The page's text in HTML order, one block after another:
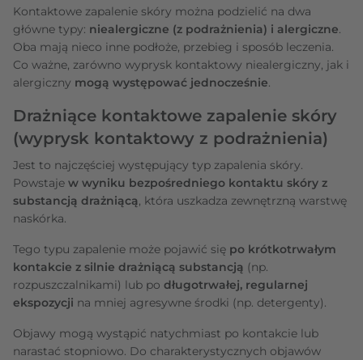
Kontaktowe zapalenie skóry można podzielić na dwa
główne typy: niealergiczne (z podrażnienia) i alergiczne.
Oba mają nieco inne podłoże, przebieg i sposób leczenia.
Co ważne, zarówno wyprysk kontaktowy niealergiczny, jak i
alergiczny mogą występować jednocześnie.
Drażniące kontaktowe zapalenie skóry
(wyprysk kontaktowy z podrażnienia)
Jest to najczęściej występujący typ zapalenia skóry.
Powstaje w wyniku bezpośredniego kontaktu skóry z
substancją drażniącą, która uszkadza zewnętrzną warstwę
naskórka.
Tego typu zapalenie może pojawić się po krótkotrwałym
kontakcie z silnie drażniącą substancją (np.
rozpuszczalnikami) lub po długotrwałej, regularnej
ekspozycji na mniej agresywne środki (np. detergenty).
Objawy mogą wystąpić natychmiast po kontakcie lub
narastać stopniowo. Do charakterystycznych objawów